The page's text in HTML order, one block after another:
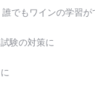
でもワインの学習が
験の対策に